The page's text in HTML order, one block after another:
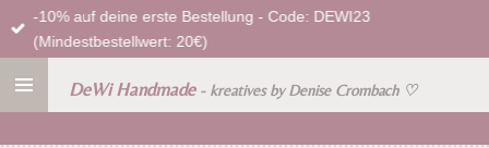
Zum
Hauptinhalt
DeWi Handmade - kreatives by Denise Crombach ♡
-10% auf deine erste Bestellung - Code: DEWI23
(Mindestbestellwert: 20€)